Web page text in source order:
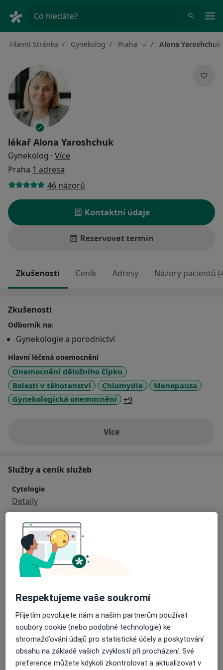
Co hledáte?
Hlavní Stránka Gynekolog Praha Změna města
Alona Yaroshchuk
lékař Alona Yaroshchuk
Gynekolog · Více
Praha 1 adresa
46 názorů
Kontaktní údaje
Rezervovat termín
Zkušenosti Ceník Adresy Názory pacientů
Zkušenosti
Odborník na:
Gynekologie a porodnictví
Hlavní léčená onemocnění
Onemocnění děložního čípku
Bolesti v těhotenství
Chlamydie
Menopauza
Gynekologická onemocnění
+9a11y_sr_more_diseases
Víceo zkušenostech
Služby a ceník služeb
Cytologie
Detaily
Gynekologické vyšetření
Detaily
Gynekologický ultrazvuk
Detaily
Očkování
Detaily
Prenatální vyšetření
Detaily
Respektujeme vaše soukromí
Přijetím povolujete nám a našim partnerům používat
soubory cookie (nebo podobné technologie) ke
shromažďování údajů pro statistické účely a poskytování
obsahu na základě vašich zvyklostí při procházení. Své
preference můžete kdykoli zkontrolovat a aktualizovat v